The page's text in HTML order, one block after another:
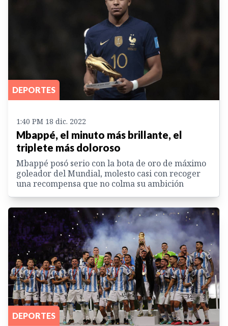
DEPORTES
1:40 PM 18 dic. 2022
Mbappé, el minuto más brillante, el
triplete más doloroso
Mbappé posó serio con la bota de oro de máximo
goleador del Mundial, molesto casi con recoger
una recompensa que no colma su ambición
DEPORTES